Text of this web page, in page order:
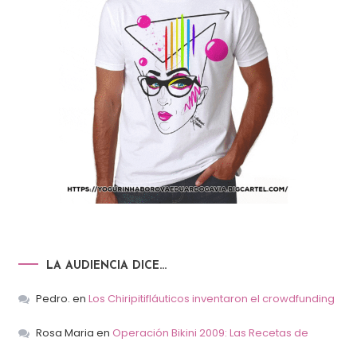
LA AUDIENCIA DICE…
Pedro. en Los Chiripitifláuticos inventaron el crowdfunding
Rosa Maria en Operación Bikini 2009: Las Recetas de